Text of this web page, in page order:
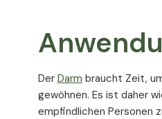
erstes Präbiotikum für
reduziert die Anzahl
verbessert das
Der Darm braucht Zeit,
gewöhnen. Es ist daher
empfindlichen Personen